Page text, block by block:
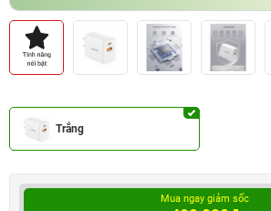
Trắng
Mua ngay giảm sốc